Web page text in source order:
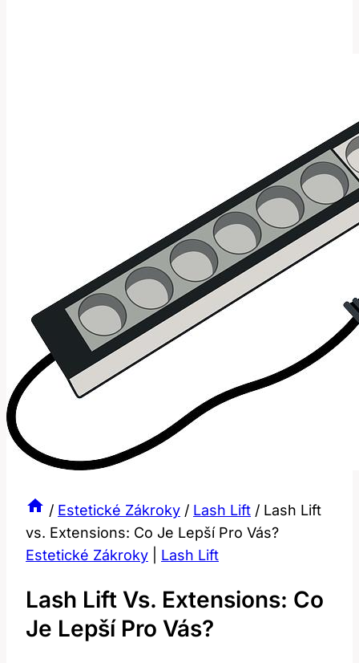
/ Estetické Zákroky / Lash Lift / Lash Lift
vs. Extensions: Co Je Lepší Pro Vás?
Estetické Zákroky
Lash Lift
Lash Lift Vs. Extensions: Co
Je Lepší Pro Vás?